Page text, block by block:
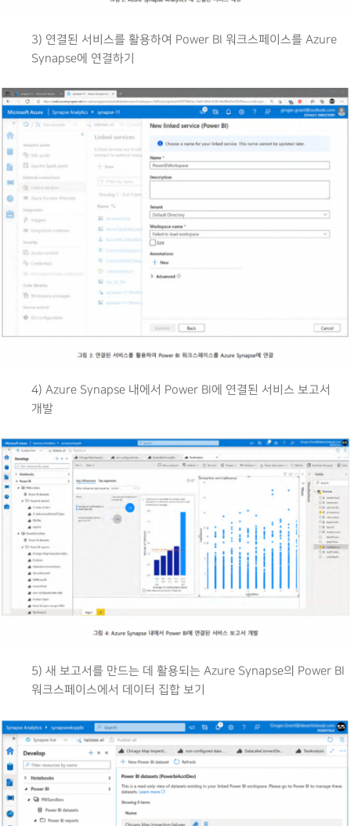
3) 연결된 서비스를 활용하여 Power BI 워크스페이스를 Azure
Synapse에 연결하기
4) Azure Synapse 내에서 Power BI에 연결된 서비스 보고서
개발
5) 새 보고서를 만드는 데 활용되는 Azure Synapse의 Power BI
워크스페이스에서 데이터 집합 보기